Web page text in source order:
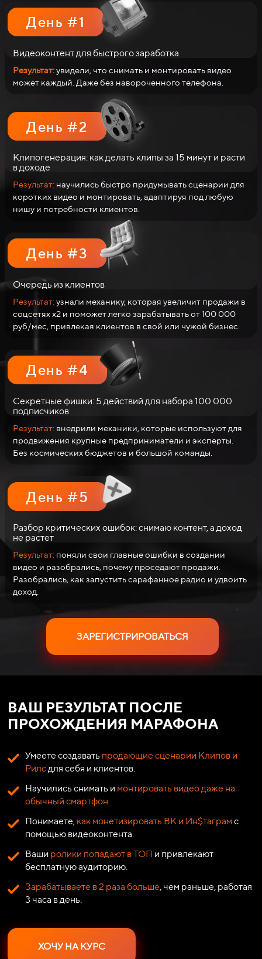
День #1
Видеоконтент для быстрого заработка
Результат:увидели, что снимать и монтировать видео
может каждый. Даже без навороченного телефона.
День #2
Клипогенерация: как делать клипы за 15 минут и расти
в доходе
Результат: научились быстро придумывать сценарии для
коротких видео и монтировать, адаптируя под любую
нишу и потребности клиентов.
День #3
Очередь из клиентов
Результат:узнали механику, которая увеличит продажи в
соцсетях х2 и поможет легко зарабатывать от 100 000
руб/мес, привлекая клиентов в свой или чужой бизнес.
День #4
Секретные фишки: 5 действий для набора 100 000
подписчиков
Результат: внедрили механики, которые используют для
продвижения крупные предприниматели и эксперты.
Без космических бюджетов и большой команды.
День #5
Разбор критических ошибок: снимаю контент, а доход
не растет
Результат: поняли свои главные ошибки в создании
видео и разобрались, почему проседают продажи.
Разобрались, как запустить сарафанное радио и удвоить
доход.
ЗАРЕГИСТРИРОВАТЬСЯ
ВАШ РЕЗУЛЬТАТ ПОСЛЕ
ПРОХОЖДЕНИЯ МАРАФОНА
Умеете создавать продающие сценарии Клипов и
Рилсдля себя и клиентов.
Научились снимать и монтировать видео даже на
обычный смартфон.
Понимаете, как монетизировать ВК и Ин$таграм с
помощью видеоконтента.
Ваши ролики попадают в ТОП и привлекают
бесплатную аудиторию.
Зарабатываете в 2 раза больше, чем раньше, работая
3 часа в день.
ХОЧУ НА КУРС